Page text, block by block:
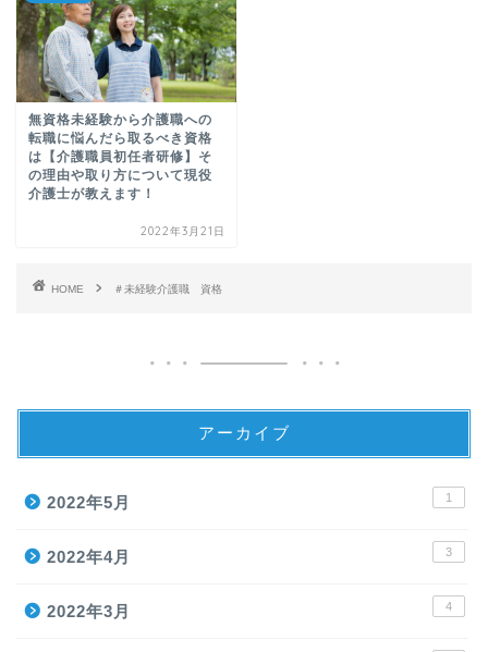
無資格未経験から介護職への
転職に悩んだら取るべき資格
は【介護職員初任者研修】そ
の理由や取り方について現役
介護士が教えます！
2022年3月21日
HOME ＃未経験介護職 資格
アーカイブ
2022年5月 1
2022年4月 3
2022年3月 4